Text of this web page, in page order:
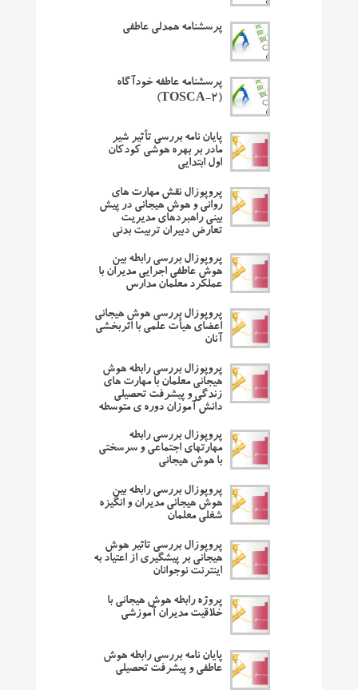
پرسشنامه همدلی عاطفی
پرسشنامه عاطفه خودآگاه
(TOSCA-2)
پایان نامه بررسی تأثیر شیر
مادر بر بهره هوشی کودکان
اول ابتدایی
پروپوزال نقش مهارت های
روانی و هوش هیجانی در پیش
بینی راهبردهای مدیریت
تعارض دبیران تربیت بدنی
پروپوزال بررسی رابطه بین
هوش عاطفی اجرایی مدیران با
عملکرد معلمان مدارس
پروپوزال بررسی هوش هیجانی
اعضای هیأت علمی با اثربخشی
آنان
پروپوزال بررسی رابطه هوش
هیجانی معلمان با مهارت های
زندگی و پیشرفت تحصیلی
دانش آموزان دوره ی متوسطه
پروپوزال بررسی رابطه
مهارتهای اجتماعی و سرسختی
با هوش هیجانی
پروپوزال بررسی رابطه بین
هوش هیجانی مدیران و انگیزه
شغلی معلمان
پروپوزال بررسی تاثیر هوش
هیجانی بر پیشگیری از اعتیاد به
اینترنت نوجوانان
پروژه رابطه هوش هیجانی با
خلاقیت مدیران آموزشی
پایان نامه بررسی رابطه هوش
عاطفی و پیشرفت تحصیلی